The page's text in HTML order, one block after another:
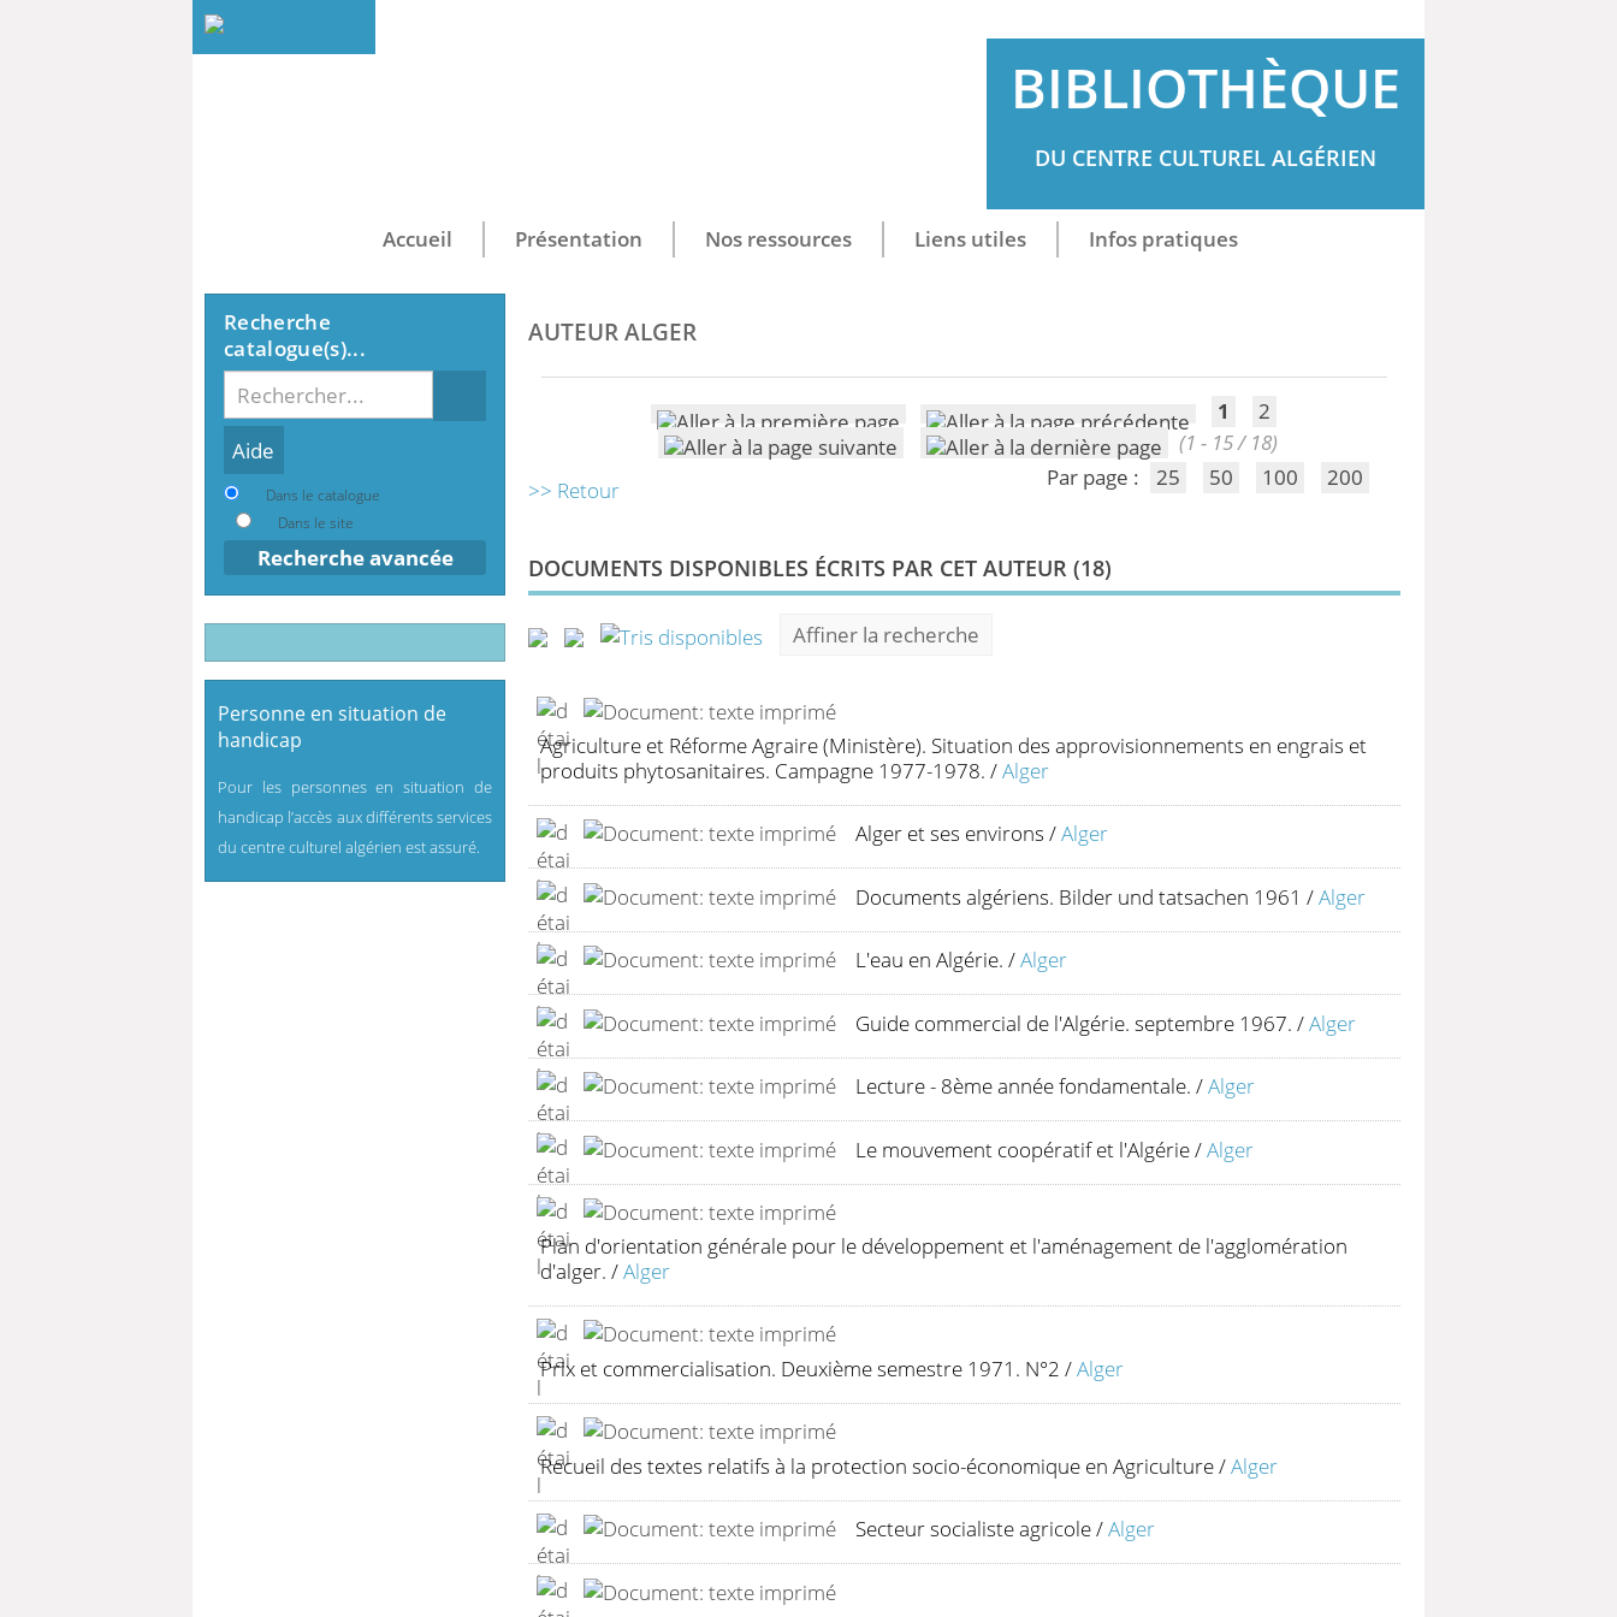
BIBLIOTHÈQUE
DU CENTRE CULTUREL ALGÉRIEN
Accueil Présentation Nos ressources Liens utiles Infos pratiques
AUTEUR ALGER
1
2
(1 - 15 / 18)
Par page :
25 50 100 200
>> Retour
DOCUMENTS DISPONIBLES ÉCRITS PAR CET AUTEUR (18)
Affiner la recherche
Agriculture et Réforme Agraire (Ministère). Situation des approvisionnements en engrais et
produits phytosanitaires. Campagne 1977-1978. /Alger
Alger et ses environs /Alger
Documents algériens. Bilder und tatsachen 1961 /Alger
L'eau en Algérie. /Alger
Guide commercial de l'Algérie. septembre 1967. /Alger
Lecture - 8ème année fondamentale. /Alger
Le mouvement coopératif et l'Algérie/Alger
Plan d'orientation générale pour le développement et l'aménagement de l'agglomération
d'alger. /Alger
Prix et commercialisation. Deuxième semestre 1971. N°2 /Alger
Recueil des textes relatifs à la protection socio-économique en Agriculture/Alger
Secteur socialiste agricole/Alger
Recherche
catalogue(s)...
Dans le catalogue
Dans le site
Recherche avancée
Personne en situation de
handicap
Pour les personnes en situation de
handicap l’accès aux différents services
du centre culturel algérien est assuré.